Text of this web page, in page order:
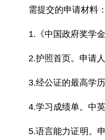
需提交的申请材料：
1.《中国政府奖学
2.护照首页。申请
3.经公证的最高学
4.学习成绩单。中
5.语言能力证明。